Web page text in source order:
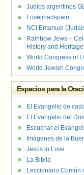
Judíos argentinos
Lovejihadspain
NCI Emanuel
Rainbow Jews –
History and
World Congress of
World Jewish
Espacios para la
El Evangelio de
El Evangelio del
Escuchar el
Imágenes de la
Jesús in Love
La Biblia
Leccionario Común